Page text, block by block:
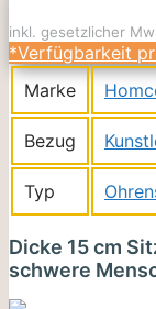
inkl. gesetzlicher
*Verfügbarkeit
Marke
Bezug
Typ
Dicke 15 cm
schwere